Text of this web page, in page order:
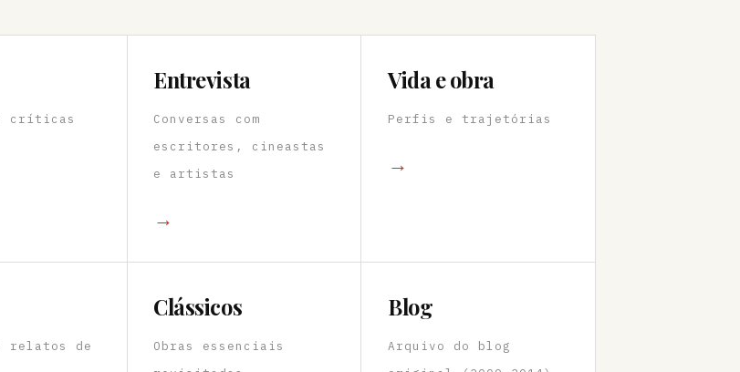
críticas
Entrevista
Conversas com
escritores, cineastas
e artistas
→
Vida e obra
Perfis e trajetórias
→
relatos de
Clássicos
Obras essenciais
Blog
Arquivo do blog